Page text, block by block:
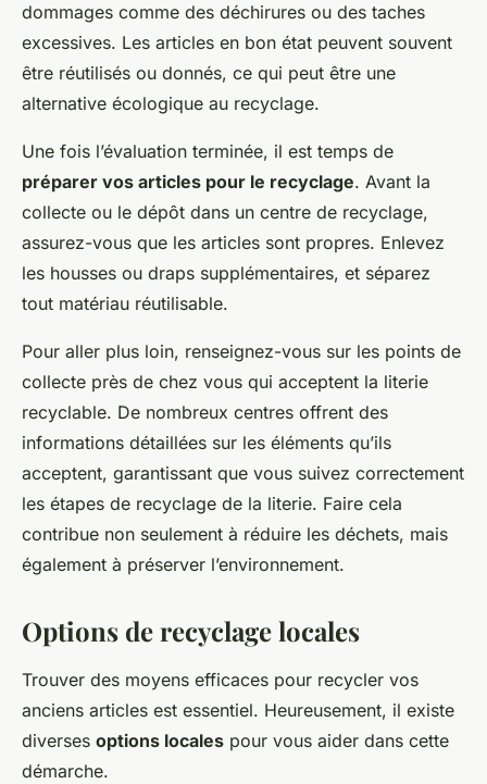
dommages comme des déchirures ou des taches
excessives. Les articles en bon état peuvent souvent
être réutilisés ou donnés, ce qui peut être une
alternative écologique au recyclage.
Une fois l’évaluation terminée, il est temps de
préparer vos articles pour le recyclage. Avant la
collecte ou le dépôt dans un centre de recyclage,
assurez-vous que les articles sont propres. Enlevez
les housses ou draps supplémentaires, et séparez
tout matériau réutilisable.
Pour aller plus loin, renseignez-vous sur les points de
collecte près de chez vous qui acceptent la literie
recyclable. De nombreux centres offrent des
informations détaillées sur les éléments qu’ils
acceptent, garantissant que vous suivez correctement
les étapes de recyclage de la literie. Faire cela
contribue non seulement à réduire les déchets, mais
également à préserver l’environnement.
Options de recyclage locales
Trouver des moyens efficaces pour recycler vos
anciens articles est essentiel. Heureusement, il existe
diverses options locales pour vous aider dans cette
démarche.